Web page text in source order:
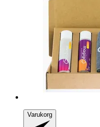
Varukorg